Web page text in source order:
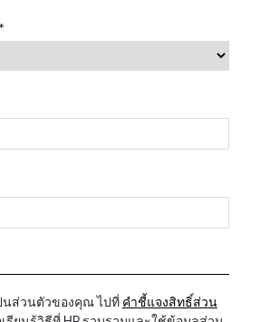
*
นส่วนตัวของคุณ ไปที่ คำชี้แจงสิทธิ์ส่วน